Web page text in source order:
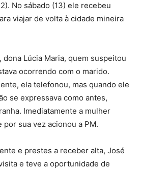
No sábado (13) ele recebeu
viajar de volta à cidade mineira
dona Lúcia Maria, quem suspeitou
ocorrendo com o marido.
ela telefonou, mas quando ele
se expressava como antes,
Imediatamente a mulher
por sua vez acionou a PM.
e prestes a receber alta, José
e teve a oportunidade de